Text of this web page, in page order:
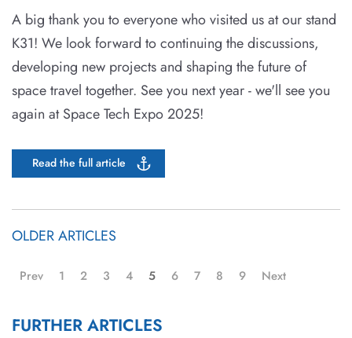
A big thank you to everyone who visited us at our stand
K31! We look forward to continuing the discussions,
developing new projects and shaping the future of
space travel together. See you next year - we'll see you
again at Space Tech Expo 2025!
Read the full article
OLDER ARTICLES
Prev 1 2 3 4 5 6 7 8 9 Next
FURTHER ARTICLES